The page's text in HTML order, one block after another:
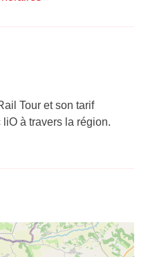
Tour et son tarif
à travers la région.